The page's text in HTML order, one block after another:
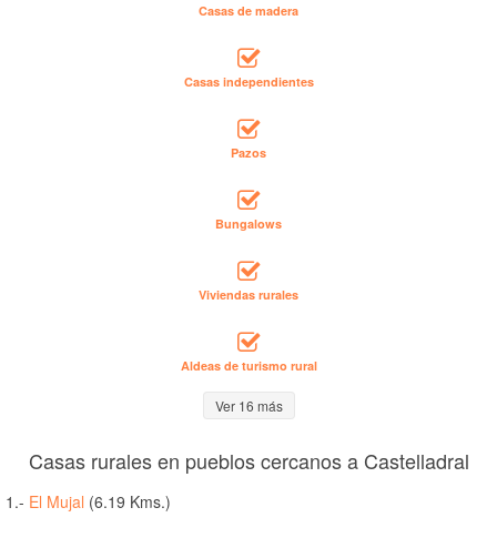
Casas de madera
Casas independientes
Pazos
Bungalows
Viviendas rurales
Aldeas de turismo rural
Ver 16 más
Casas rurales en pueblos cercanos a Castelladral
1.- El Mujal (6.19 Kms.)